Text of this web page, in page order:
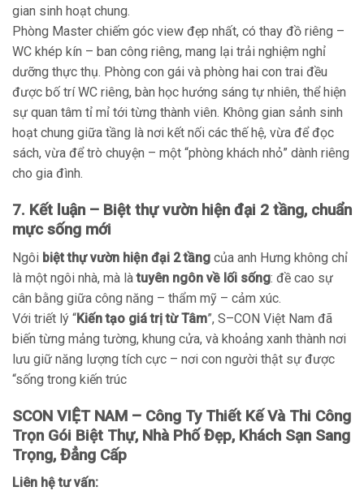
gian sinh hoạt chung.
Phòng Master chiếm góc view đẹp nhất, có thay đồ riêng –
WC khép kín – ban công riêng, mang lại trải nghiệm nghỉ
dưỡng thực thụ. Phòng con gái và phòng hai con trai đều
được bố trí WC riêng, bàn học hướng sáng tự nhiên, thể hiện
sự quan tâm tỉ mỉ tới từng thành viên. Không gian sảnh sinh
hoạt chung giữa tầng là nơi kết nối các thế hệ, vừa để đọc
sách, vừa để trò chuyện – một “phòng khách nhỏ” dành riêng
cho gia đình.
7. Kết luận – Biệt thự vườn hiện đại 2 tầng, chuẩn
mực sống mới
Ngôi biệt thự vườn hiện đại 2 tầng của anh Hưng không chỉ
là một ngôi nhà, mà làtuyên ngôn về lối sống: đề cao sự
cân bằng giữa công năng – thẩm mỹ – cảm xúc.
Với triết lý “Kiến tạo giá trị từ Tâm”, S–CON Việt Nam đã
biến từng mảng tường, khung cửa, và khoảng xanh thành nơi
lưu giữ năng lượng tích cực – nơi con người thật sự được
“sống trong kiến trúc
SCON VIỆT NAM – Công Ty Thiết Kế Và Thi Công
Trọn Gói Biệt Thự, Nhà Phố Đẹp, Khách Sạn Sang
Trọng, Đẳng Cấp
Liên hệ tư vấn: